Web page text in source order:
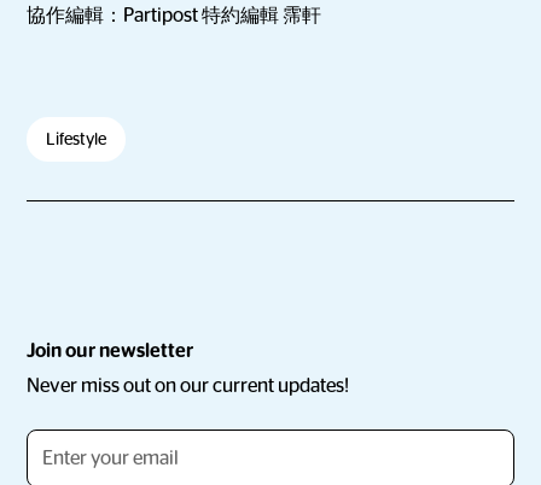
協作編輯：Partipost 特約編輯 霈軒
Lifestyle
Join our newsletter
Never miss out on our current updates!